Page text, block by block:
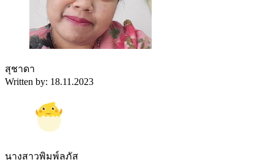
สุชาดา
Written by: 18.11.2023
นางสาวพิมพ์ลภัส